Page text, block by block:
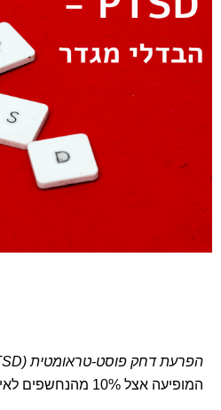
הפרעת דחק פוסט-טראומטית (PTSD)
המופיעה אצל 10% מהנחשפים לאירוע מסכן חיים.